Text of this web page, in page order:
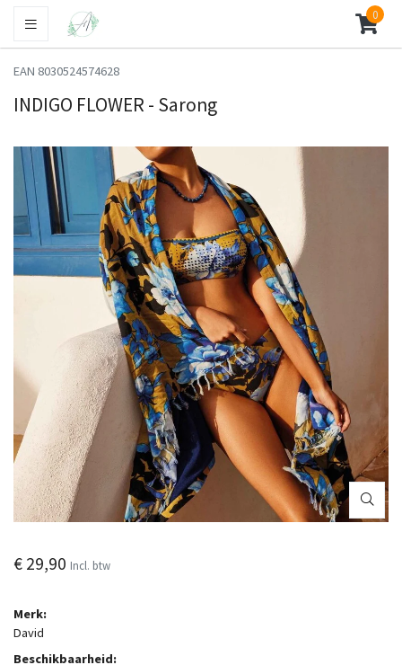
0
EAN 8030524574628
INDIGO FLOWER - Sarong
€ 29,90 Incl. btw
Merk:
David
Beschikbaarheid: